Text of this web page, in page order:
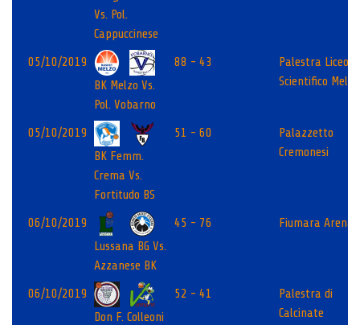
Vs. Pol.
Cappuccinese
05/10/2019
BK Melzo Vs.
Pol. Vobarno
88 - 43
Palestra Liceo
Scientifico Melzo
05/10/2019
BK Femm.
Crema Vs.
Fortitudo BS
51 - 60
Palazzetto
Cremonesi
06/10/2019
Lussana BG Vs.
Azzanese BK
45 - 76 Fiumara Arena
06/10/2019
Don F. Colleoni
52 - 41
Palestra di
Calcinate